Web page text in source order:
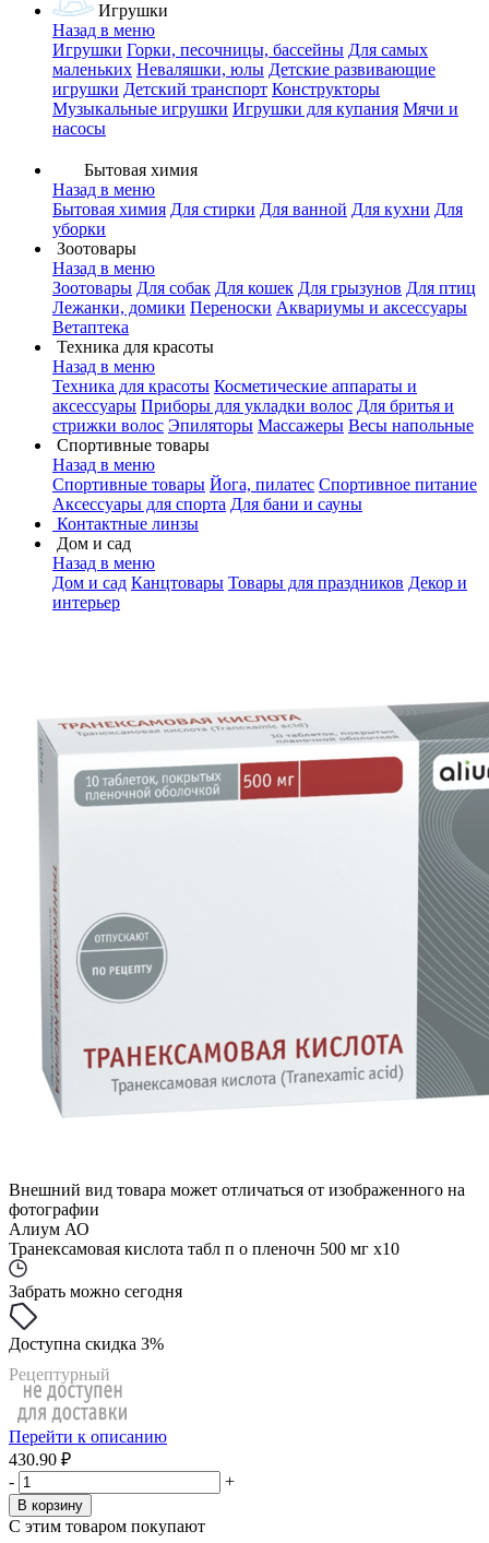
Игрушки
Назад в меню
Игрушки Горки, песочницы, бассейны Для самых
маленьких Неваляшки, юлы Детские развивающие
игрушки Детский транспорт Конструкторы
Музыкальные игрушки Игрушки для купания Мячи и
насосы
Бытовая химия
Назад в меню
Бытовая химия Для стирки Для ванной Для кухни Для
уборки
Зоотовары
Назад в меню
Зоотовары Для собак Для кошек Для грызунов Для птиц
Лежанки, домики Переноски Аквариумы и аксессуары
Ветаптека
Техника для красоты
Назад в меню
Техника для красоты Косметические аппараты и
аксессуары Приборы для укладки волос Для бритья и
стрижки волос Эпиляторы Массажеры Весы напольные
Спортивные товары
Назад в меню
Спортивные товары Йога, пилатес Спортивное питание
Аксессуары для спорта Для бани и сауны
Контактные линзы
Дом и сад
Назад в меню
Дом и сад Канцтовары Товары для праздников Декор и
интерьер
Внешний вид товара может отличаться от изображенного на
фотографии
Алиум АО
Транексамовая кислота табл п о пленочн 500 мг x10
Забрать можно сегодня
Доступна скидка 3%
Рецептурный
Перейти к описанию
430.90 ₽
-
+
В корзину
С этим товаром покупают